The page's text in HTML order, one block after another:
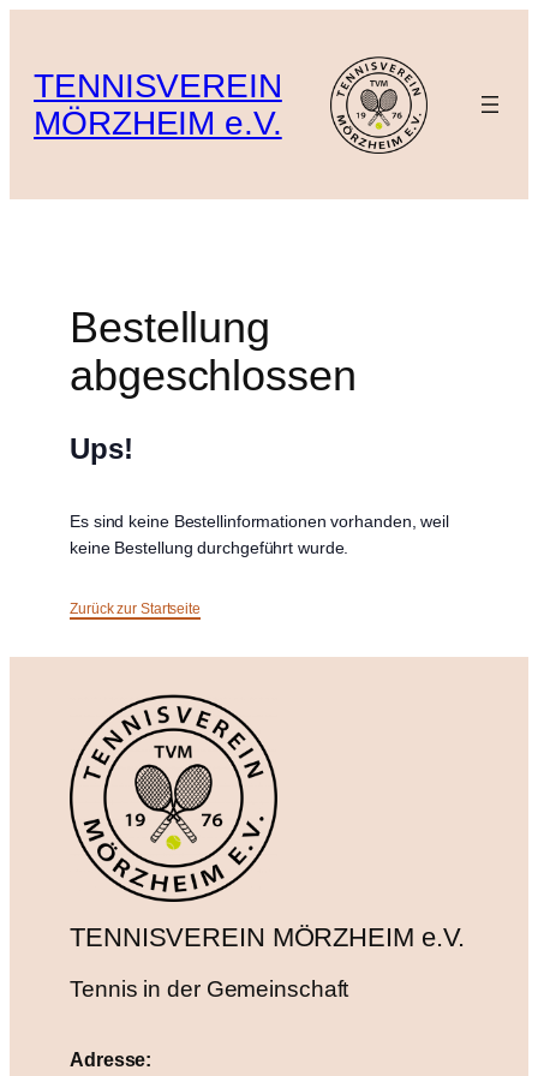
springen
TENNISVEREIN
MÖRZHEIM e.V.
Bestellung
abgeschlossen
Ups!
Es sind keine Bestellinformationen vorhanden, weil
keine Bestellung durchgeführt wurde.
Zurück zur Startseite
TENNISVEREIN MÖRZHEIM e.V.
Tennis in der Gemeinschaft
Adresse: